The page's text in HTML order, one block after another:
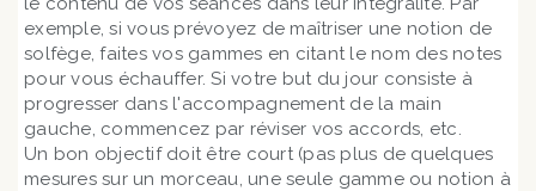
exemple, si vous prévoyez de maîtriser une notion de
solfège, faites vos gammes en citant le nom des notes
pour vous échauffer. Si votre but du jour consiste à
progresser dans l'accompagnement de la main
gauche, commencez par réviser vos accords, etc.
Un bon objectif doit être court (pas plus de quelques
mesures sur un morceau, une seule gamme ou notion à